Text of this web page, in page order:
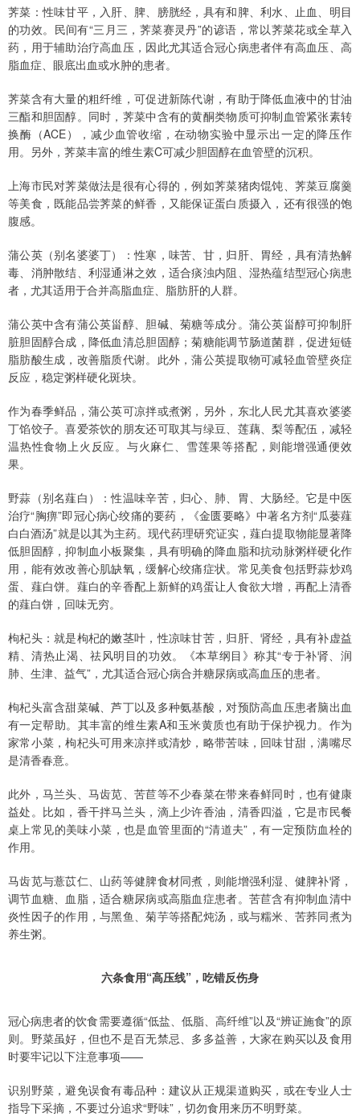
荠菜：性味甘平，入肝、脾、膀胱经，具有和脾、利水、止血、明目
的功效。民间有“三月三，荠菜赛灵丹”的谚语，常以荠菜花或全草入
药，用于辅助治疗高血压，因此尤其适合冠心病患者伴有高血压、高
脂血症、眼底出血或水肿的患者。
荠菜含有大量的粗纤维，可促进新陈代谢，有助于降低血液中的甘油
三酯和胆固醇。同时，荠菜中含有的黄酮类物质可抑制血管紧张素转
换酶（ACE），减少血管收缩，在动物实验中显示出一定的降压作
用。另外，荠菜丰富的维生素C可减少胆固醇在血管壁的沉积。
上海市民对荠菜做法是很有心得的，例如荠菜猪肉馄饨、荠菜豆腐羹
等美食，既能品尝荠菜的鲜香，又能保证蛋白质摄入，还有很强的饱
腹感。
蒲公英（别名婆婆丁）：性寒，味苦、甘，归肝、胃经，具有清热解
毒、消肿散结、利湿通淋之效，适合痰浊内阻、湿热蕴结型冠心病患
者，尤其适用于合并高脂血症、脂肪肝的人群。
蒲公英中含有蒲公英甾醇、胆碱、菊糖等成分。蒲公英甾醇可抑制肝
脏胆固醇合成，降低血清总胆固醇；菊糖能调节肠道菌群，促进短链
脂肪酸生成，改善脂质代谢。此外，蒲公英提取物可减轻血管壁炎症
反应，稳定粥样硬化斑块。
作为春季鲜品，蒲公英可凉拌或煮粥，另外，东北人民尤其喜欢婆婆
丁馅饺子。喜爱茶饮的朋友还可取其与绿豆、莲藕、梨等配伍，减轻
温热性食物上火反应。与火麻仁、雪莲果等搭配，则能增强通便效
果。
野蒜（别名薤白）：性温味辛苦，归心、肺、胃、大肠经。它是中医
治疗“胸痹”即冠心病心绞痛的要药，《金匮要略》中著名方剂“瓜蒌薤
白白酒汤”就是以其为主药。现代药理研究证实，薤白提取物能显著降
低胆固醇，抑制血小板聚集，具有明确的降血脂和抗动脉粥样硬化作
用，能有效改善心肌缺氧，缓解心绞痛症状。常见美食包括野蒜炒鸡
蛋、薤白饼。薤白的辛香配上新鲜的鸡蛋让人食欲大增，再配上清香
的薤白饼，回味无穷。
枸杞头：就是枸杞的嫩茎叶，性凉味甘苦，归肝、肾经，具有补虚益
精、清热止渴、祛风明目的功效。《本草纲目》称其“专于补肾、润
肺、生津、益气”，尤其适合冠心病合并糖尿病或高血压的患者。
枸杞头富含甜菜碱、芦丁以及多种氨基酸，对预防高血压患者脑出血
有一定帮助。其丰富的维生素A和玉米黄质也有助于保护视力。作为
家常小菜，枸杞头可用来凉拌或清炒，略带苦味，回味甘甜，满嘴尽
是清香春意。
此外，马兰头、马齿苋、苦苣等不少春菜在带来春鲜同时，也有健康
益处。比如，香干拌马兰头，滴上少许香油，清香四溢，它是市民餐
桌上常见的美味小菜，也是血管里面的“清道夫”，有一定预防血栓的
作用。
马齿苋与薏苡仁、山药等健脾食材同煮，则能增强利湿、健脾补肾，
调节血糖、血脂，适合糖尿病或高脂血症患者。苦苣含有抑制血清中
炎性因子的作用，与黑鱼、菊芋等搭配炖汤，或与糯米、苦荞同煮为
养生粥。
六条食用“高压线”，吃错反伤身
冠心病患者的饮食需要遵循“低盐、低脂、高纤维”以及“辨证施食”的原
则。野菜虽好，但也不是百无禁忌、多多益善，大家在购买以及食用
时要牢记以下注意事项——
识别野菜，避免误食有毒品种：建议从正规渠道购买，或在专业人士
指导下采摘，不要过分追求“野味”，切勿食用来历不明野菜。